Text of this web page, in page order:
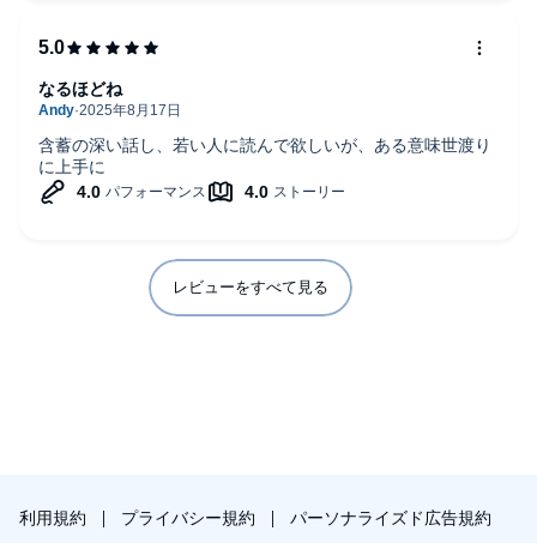
含蓄の深い話し、若い人に読んで欲しいが、ある意味世渡り
に上手に
なるほどね
レビューをすべて見る
利用規約 プライバシー規約 パーソナライズド広告規約